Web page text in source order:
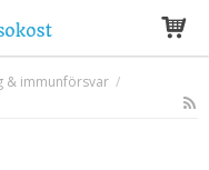
& immunförsvar /